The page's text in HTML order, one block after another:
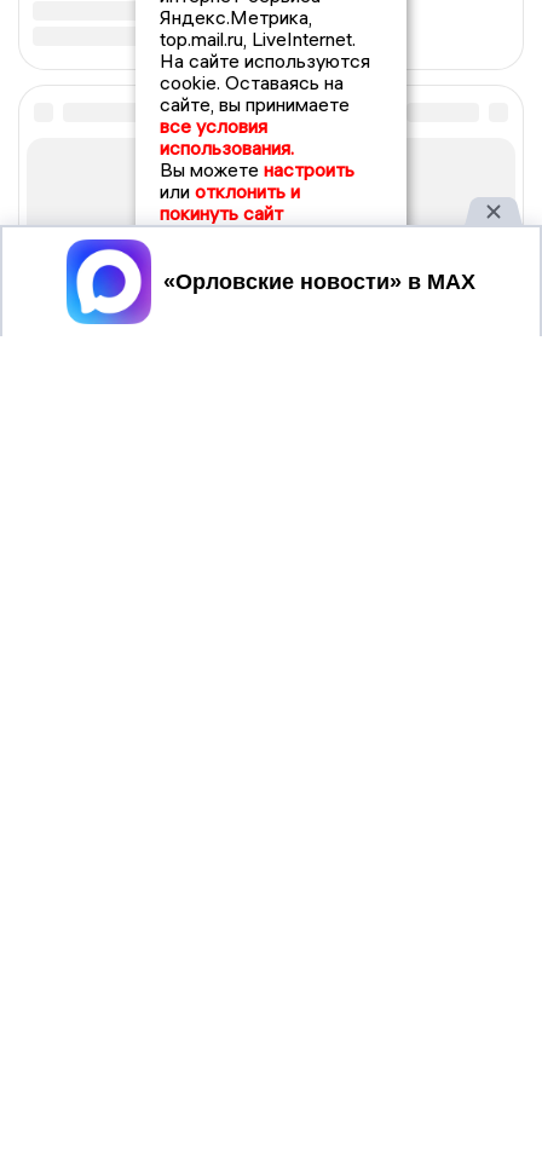
Яндекс.Метрика,
top.mail.ru, LiveInternet.
На сайте используются
cookie. Оставаясь на
сайте, вы принимаете
все условия
использования.
Вы можете настроить
или отклонить и
покинуть сайт
Принять